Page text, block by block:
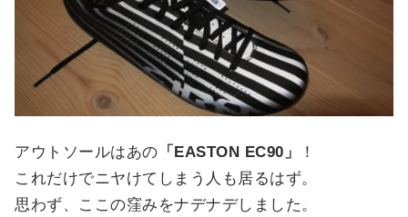
アウトソールはあの 「EASTON EC90」
！
これだけでニヤけてしまう人も居るはず。
思わず、ここの窪みをナデナデしました。